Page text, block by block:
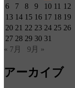
6
7 8 9 10 11 12
13 14 15 16 17 18 19
20 21 22 23 24 25 26
27 28 29 30 31
« 7月
9月 »
アーカイブ